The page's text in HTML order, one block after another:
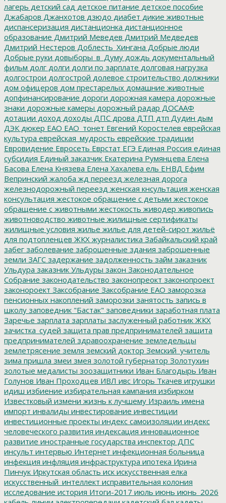
лагерь детский сад детское питание детское пособие
Джабаров Джанхотов дзюдо диабет дикие животные
диспансеризация дистанционка дистанционное
образование Дмитрий Меведев Дмитрий Медведев
Дмитрий Нестеров Доблесть_Хингана Добрые люди
Добрые руки довыборы_в_Думу дождь документальный
фильм долг долги долги по зарплате долговая нагрузка
долгострои долгострой долевое строительство должники
дом офицеров дом престарелых домашние животные
допфинансирование дороги дорожная камера дорожные
знаки дорожные камеры дорожный радар ДОСААФ
дотации доход доходы ДПС дрова ДТП дтп Дудин дым
ДЭК дюкер ЕАО ЕАО_тонет Евгений Коростелев еврейская
культура еврейская_мудрость еврейские традиции
Евровидение Евросеть Еврстат ЕГЭ Единая Россия единая
субсидия Единый заказчик Екатерина Румянцева Елена
Басова Елена Князева Елена Хахалева ель ЕНВД Ефим
Вепринский жалоба жд переезд железная дорога
железнодорожный переезд женская кнсультация женская
консультация жестокое обращение с детьми жестокое
обращение с животными жестокость живодер живопись
животноводство животные жилищные сертификаты
жилищные условия жилье жилье для детей-сирот жильё
для подтопленцев ЖКХ журналистика Забайкальский край
забег заболевание заброшенные здания заброшенные
земли ЗАГС задержание задолженность займ заказник
Ульдура заказник Ульдуры закон Законодательное
Собрание законодательство законопреокт законопроект
законороект Заксобрание Заксобрание ЕАО заморозка
пенсионных накоплений заморозки занятость запись в
школу заповедник "Бастак" заповедники заработная плата
Заречье зарплата зарплаты заслуженный работник ЖКХ
зачистка_судей защита прав предпринимателей защита
предпринимателей здравоохранение земледельцы
землетрясение земля земский доктор Земский_учитель
зима пришла змеи змея золотой губернатор Золотухин
золотые медалисты зоозащитники Иван Благодырь Иван
Голунов Иван Проходцев ИВЛ ивс Игорь Ткачев игрушки
идиш избиение избирательная кампания избирком
Известковый измени жизнь к лучшему Израиль имена
импорт инвалиды инвестирование инвестиции
инвестиционные проекты индекс самоизоляции индекс
человеческого развития индексация инновационное
развитие иностранные государства инспектор ДПС
инсульт интервью Интернет инфекционная больница
инфекция инфляция инфраструктура ипотека Ирина
Пинчук Иркутская область иск искусственная елка
искусственный_интеллект исправительная колония
исследование история Итоги-2017 июль июнь июнь_2026